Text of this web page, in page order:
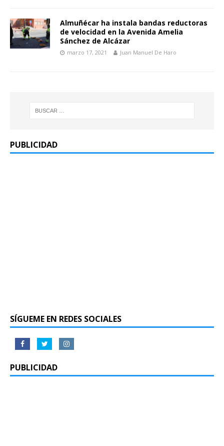
Almuñécar ha instala bandas reductoras
de velocidad en la Avenida Amelia
Sánchez de Alcázar
marzo 17, 2021 Juan Manuel De Haro
PUBLICIDAD
SÍGUEME EN REDES SOCIALES
PUBLICIDAD